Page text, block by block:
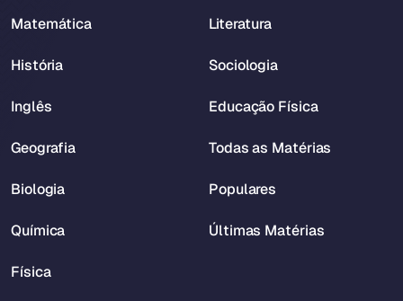
Matemática
História
Inglês
Geografia
Biologia
Química
Física
Literatura
Sociologia
Educação Física
Todas as Matérias
Populares
Últimas Matérias